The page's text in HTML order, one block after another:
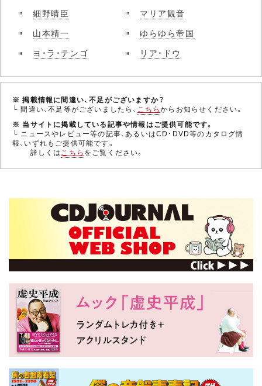
細野晴臣
マリア観音
山本精一
ゆらゆら帝国
ヨ・ラ・テンゴ
リア・ドウ
※ 掲載情報に間違い、不足がございますか？
└ 間違い、不足等がございましたら、 こちらからお知らせください。
※ 当サイトに掲載している記事や情報はご提供可能です。
└ ニュースやレビュー等の記事、あるいはCD・DVD等のカタログ情
報、いずれもご提供可能です。
詳しくはこちら をご覧ください。